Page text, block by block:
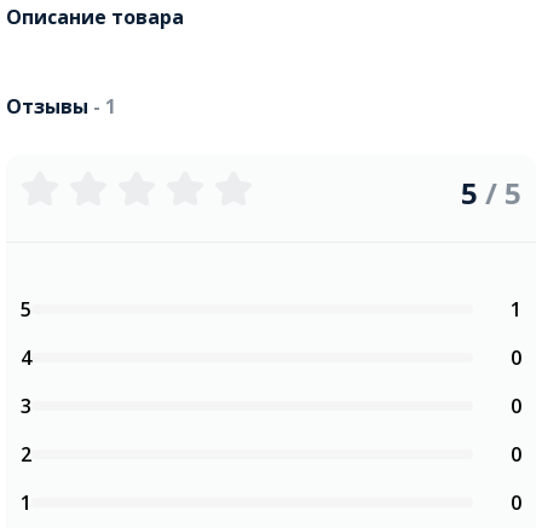
Описание товара
Отзывы - 1
5 / 5
5
1
4
0
3
0
2
0
1
0